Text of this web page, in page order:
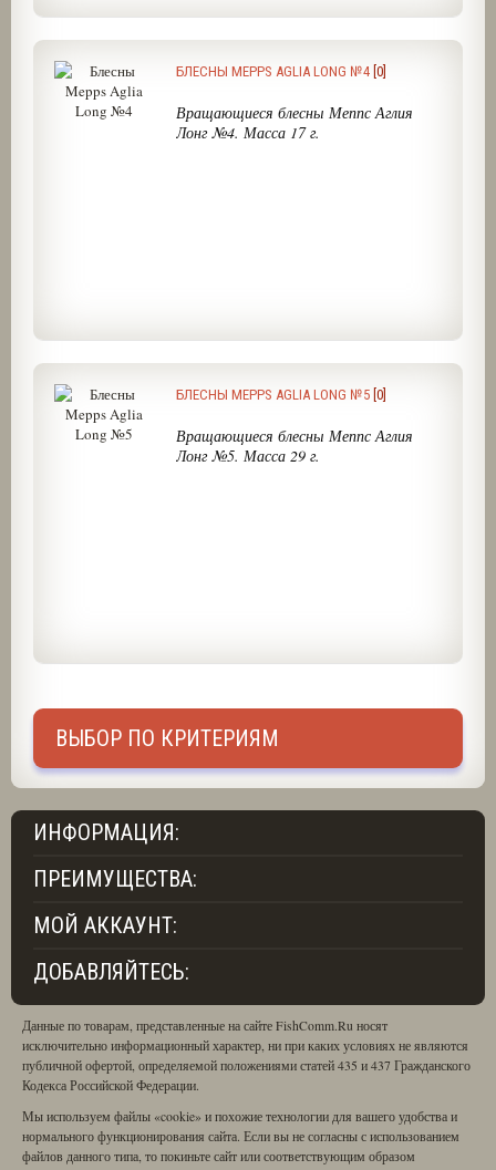
БЛЕСНЫ MEPPS AGLIA LONG №4 [0]
Вращающиеся блесны Меппс Аглия
Лонг №4. Масса 17 г.
БЛЕСНЫ MEPPS AGLIA LONG №5 [0]
Вращающиеся блесны Меппс Аглия
Лонг №5. Масса 29 г.
ВЫБОР ПО КРИТЕРИЯМ
ИНФОРМАЦИЯ:
ПРЕИМУЩЕСТВА:
МОЙ АККАУНТ:
ДОБАВЛЯЙТЕСЬ:
Данные по товарам, представленные на сайте FishComm.Ru носят
исключительно информационный характер, ни при каких условиях не являются
публичной офертой, определяемой положениями статей 435 и 437 Гражданского
Кодекса Российской Федерации.
Мы используем файлы «cookie» и похожие технологии для вашего удобства и
нормального функционирования сайта. Если вы не согласны с использованием
файлов данного типа, то покиньте сайт или соответствующим образом